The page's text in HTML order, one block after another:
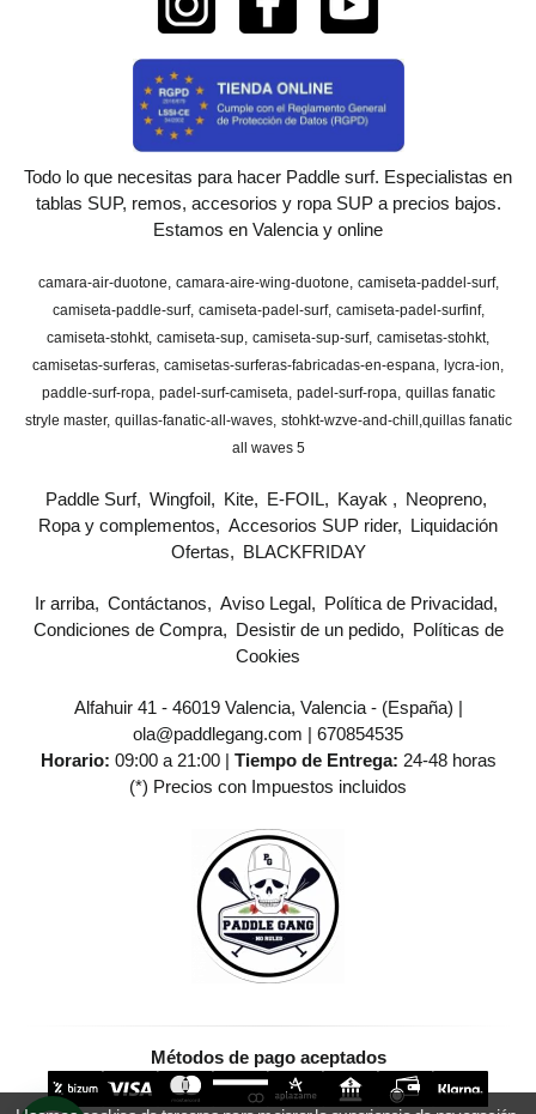
Todo lo que necesitas para hacer Paddle surf. Especialistas en
tablas SUP, remos, accesorios y ropa SUP a precios bajos.
Estamos en Valencia y online
camara-air-duotone camara-aire-wing-duotone camiseta-paddel-surf
camiseta-paddle-surf camiseta-padel-surf camiseta-padel-surfinf
camiseta-stohkt camiseta-sup camiseta-sup-surf camisetas-stohkt
camisetas-surferas camisetas-surferas-fabricadas-en-espana lycra-ion
paddle-surf-ropa padel-surf-camiseta padel-surf-ropa quillas fanatic
stryle master quillas-fanatic-all-waves stohkt-wzve-and-chill ​quillas fanatic
all waves 5
Paddle Surf Wingfoil Kite E-FOIL Kayak
Neopreno
Ropa y complementos
Accesorios SUP rider
Liquidación
Ofertas
BLACKFRIDAY
Ir arriba Contáctanos Aviso Legal
Política de Privacidad
Condiciones de Compra
Desistir de un pedido
Políticas de
Cookies
Alfahuir 41 - 46019 Valencia, Valencia - (España) |
ola@paddlegang.com | 670854535
Horario: 09:00 a 21:00 | Tiempo de Entrega: 24-48 horas
(*) Precios con Impuestos incluidos
Métodos de pago aceptados